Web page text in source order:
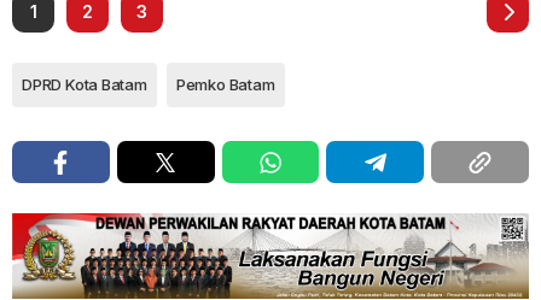
1 2 3
DPRD Kota Batam Pemko Batam